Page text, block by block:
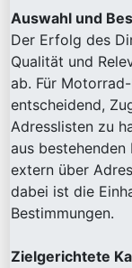
Auswahl und
Der Erfolg des
Qualität und
ab. Für
entscheidend,
Adresslisten zu
aus
extern über
dabei ist die
Bestimmungen.
Zielgerichtete